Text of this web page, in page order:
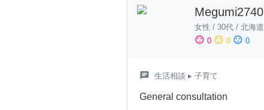
Megumi2740
女性 / 30代 / 北海道
sentiment_satisfied 0 sentiment_neutral 0 sentiment_dissatisfied 0
chat 生活相談 ▸ 子育て
General consultation